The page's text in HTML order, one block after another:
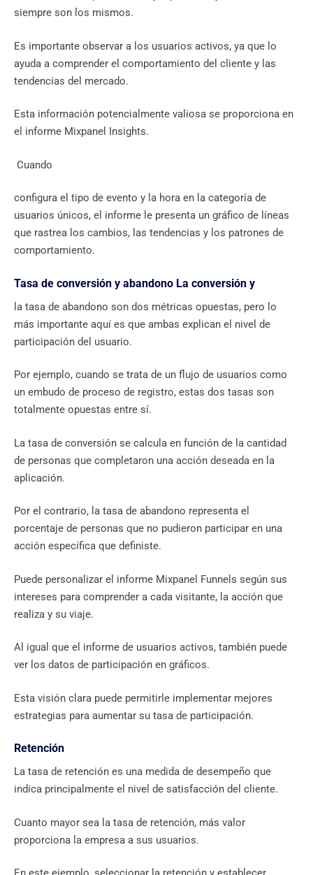
siempre son los mismos.
Es importante observar a los usuarios activos, ya que lo
ayuda a comprender el comportamiento del cliente y las
tendencias del mercado.
Esta información potencialmente valiosa se proporciona en
el informe Mixpanel Insights.
‍ Cuando
configura el tipo de evento y la hora en la categoría de
usuarios únicos, el informe le presenta un gráfico de líneas
que rastrea los cambios, las tendencias y los patrones de
comportamiento.
Tasa de conversión y abandono La conversión y
la tasa de abandono son dos métricas opuestas, pero lo
más importante aquí es que ambas explican el nivel de
participación del usuario.
Por ejemplo, cuando se trata de un flujo de usuarios como
un embudo de proceso de registro, estas dos tasas son
totalmente opuestas entre sí.
La tasa de conversión se calcula en función de la cantidad
de personas que completaron una acción deseada en la
aplicación.
Por el contrario, la tasa de abandono representa el
porcentaje de personas que no pudieron participar en una
acción específica que definiste.
Puede personalizar el informe Mixpanel Funnels según sus
intereses para comprender a cada visitante, la acción que
realiza y su viaje.
Al igual que el informe de usuarios activos, también puede
ver los datos de participación en gráficos.
Esta visión clara puede permitirle implementar mejores
estrategias para aumentar su tasa de participación.
Retención
La tasa de retención es una medida de desempeño que
indica principalmente el nivel de satisfacción del cliente.
Cuanto mayor sea la tasa de retención, más valor
proporciona la empresa a sus usuarios.